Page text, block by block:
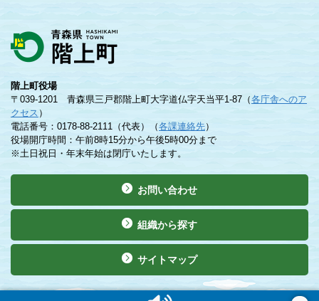
階上町役場
〒039-1201 青森県三戸郡階上町大字道仏字天当平1-87（各庁舎へのア
クセス ）
電話番号：0178-88-2111（代表）（各課連絡先）
役場開庁時間：午前8時15分から午後5時00分まで
※土日祝日・年末年始は閉庁いたします。
お問い合わせ
組織から探す
サイトマップ
©Copyright 2019 Hashikami Town. All rights reserved.